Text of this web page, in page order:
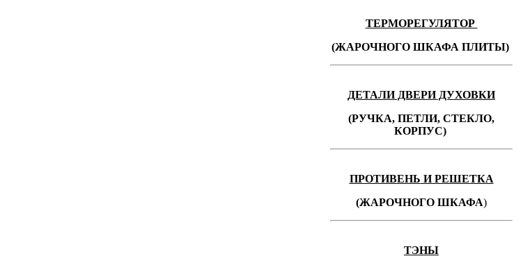
ТЕРМОРЕГУЛЯТОР
(ЖАРОЧНОГО ШКАФА ПЛИТЫ)
ДЕТАЛИ ДВЕРИ ДУХОВКИ
(РУЧКА, ПЕТЛИ, СТЕКЛО,
КОРПУС)
ПРОТИВЕНЬ И РЕШЕТКА
(ЖАРОЧНОГО ШКАФА)
ТЭНЫ